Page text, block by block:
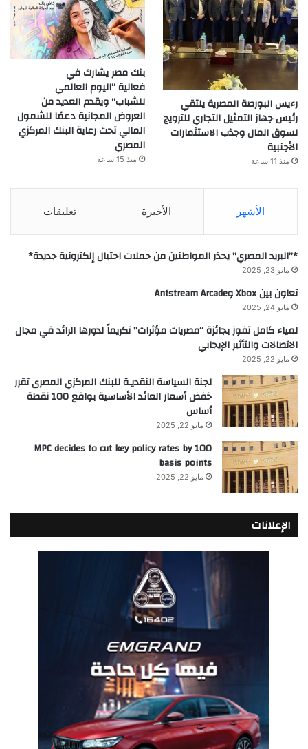
رءيس البورصة المصرية يلتقي
رئيس جهاز التمثيل التجاري للترويج
لسوق المال وجذب الاستثمارات
الأجنبية
منذ 11 ساعة
بنك مصر يشارك في
فعالية “اليوم العالمي
للشباب” ويقدم العديد من
العروض المجانية دعمًا للشمول
المالي تحت رعاية البنك المركزي
المصري
منذ 15 ساعة
الأشهر الأخيرة تعليقات
*”البريد المصري” يحذر المواطنين من حملات احتيال إلكترونية جديدة*
مايو 23, 2025
تعاون بين Xbox وAntstream Arcade
مايو 24, 2025
لمياء كامل تفوز بجائزة “مصريات مؤثرات” تكريماً لدورها الرائد في مجال
الاتصالات والتأثير الإيجابي
مايو 22, 2025
لجنة السياسة النقديـة للبنك المركزي المصرى تقرر
خفض أسعار العائد الأساسية بواقع 100 نقطة
أساس
مايو 22, 2025
MPC decides to cut key policy rates by 100
basis points
مايو 22, 2025
الإعلانات